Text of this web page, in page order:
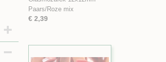
Paars/Roze mix
€ 2,39